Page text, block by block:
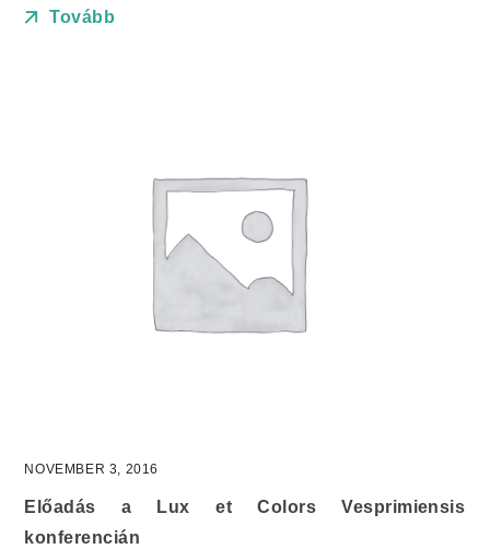
Tovább
NOVEMBER 3, 2016
Előadás a Lux et Colors Vesprimiensis
konferencián